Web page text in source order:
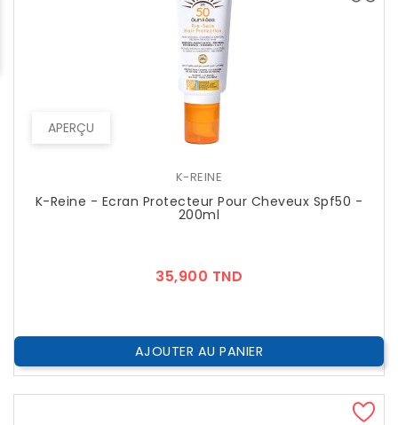
APERÇU
K-REINE
K-Reine - Ecran Protecteur Pour Cheveux Spf50 -
200ml
35,900 TND
AJOUTER AU PANIER